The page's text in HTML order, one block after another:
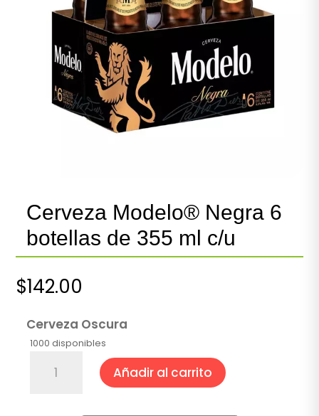
Cerveza Modelo® Negra 6
botellas de 355 ml c/u
$142.00
Cerveza Oscura
1000 disponibles
Modelo®
Añadir al carrito